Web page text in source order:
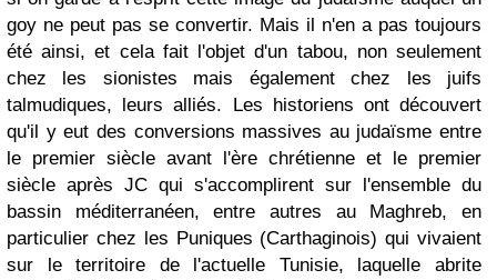
goy ne peut pas se convertir. Mais il n'en a pas toujours
été ainsi, et cela fait l'objet d'un tabou, non seulement
chez les sionistes mais également chez les juifs
talmudiques, leurs alliés. Les historiens ont découvert
qu'il y eut des conversions massives au judaïsme entre
le premier siècle avant l'ère chrétienne et le premier
siècle après JC qui s'accomplirent sur l'ensemble du
bassin méditerranéen, entre autres au Maghreb, en
particulier chez les Puniques (Carthaginois) qui vivaient
sur le territoire de l'actuelle Tunisie, laquelle abrite